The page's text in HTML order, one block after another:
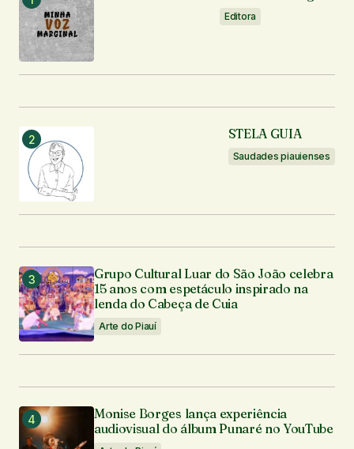
Lília
20 de novembro de 2018 em 19:51
Responder
20 de novembro de 2018 em 22:25
Responder
Maravilhoso!!
Simone Alves
16 de dezembro de 2018 em 22:41
Responder
O seu endereço de e-mail não será publicado.
Campos obrigatórios são marcados com*
Editora
STELA GUIA
Saudades piauienses
Grupo Cultural Luar do São João celebra
15 anos com espetáculo inspirado na
lenda do Cabeça de Cuia
Arte do Piauí
Monise Borges lança experiência
audiovisual do álbum Punaré no YouTube